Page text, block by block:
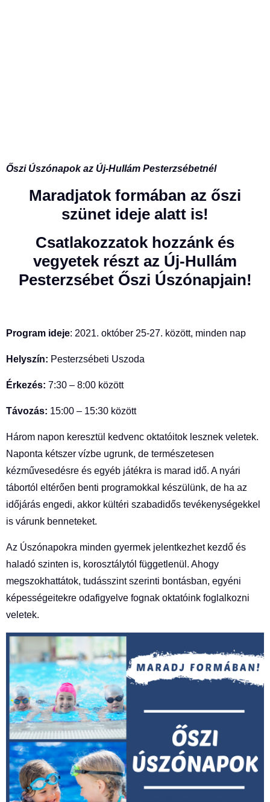
Őszi Úszónapok az Új-Hullám Pesterzsébetnél
Maradjatok formában az őszi
szünet ideje alatt is!
Csatlakozzatok hozzánk és
vegyetek részt az Új-Hullám
Pesterzsébet Őszi Úszónapjain!
Program ideje: 2021. október 25-27. között, minden nap
Helyszín: Pesterzsébeti Uszoda
Érkezés: 7:30 – 8:00 között
Távozás: 15:00 – 15:30 között
Három napon keresztül kedvenc oktatóitok lesznek veletek.
Naponta kétszer vízbe ugrunk, de természetesen
kézművesedésre és egyéb játékra is marad idő. A nyári
tábortól eltérően benti programokkal készülünk, de ha az
időjárás engedi, akkor kültéri szabadidős tevékenységekkel
is várunk benneteket.
Az Úszónapokra minden gyermek jelentkezhet kezdő és
haladó szinten is, korosztálytól függetlenül. Ahogy
megszokhattátok, tudásszint szerinti bontásban, egyéni
képességeitekre odafigyelve fognak oktatóink foglalkozni
veletek.